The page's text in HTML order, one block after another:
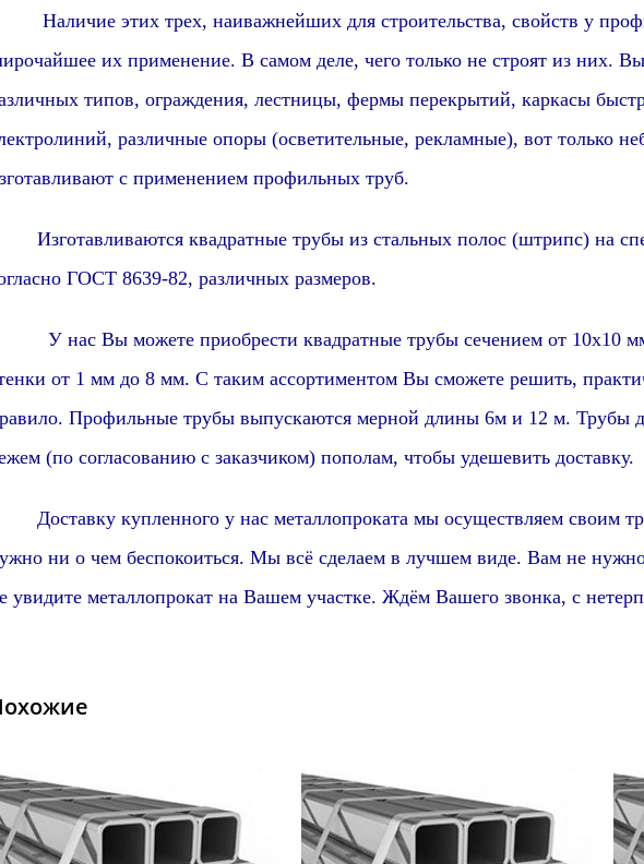
этих трех, наиважнейших для строительства, свойств у
их применение. В самом деле, чего только не строят из них.
типов, ограждения, лестницы, фермы перекрытий, каркасы
различные опоры (осветительные, рекламные), вот только
с применением профильных труб.
Изготавливаются квадратные трубы из стальных полос (штрипс) на
ГОСТ 8639-82, различных размеров.
нас Вы можете приобрести квадратные трубы сечением от 10х10
от 1 мм до 8 мм. С таким ассортиментом Вы сможете решить,
. Профильные трубы выпускаются мерной длины 6м и 12 м. Трубы
(по согласованию с заказчиком) пополам, чтобы удешевить доставку.
купленного у нас металлопроката мы осуществляем своим
ни о чем беспокоиться. Мы всё сделаем в лучшем виде. Вам не
увидите металлопрокат на Вашем участке. Ждём Вашего звонка, с